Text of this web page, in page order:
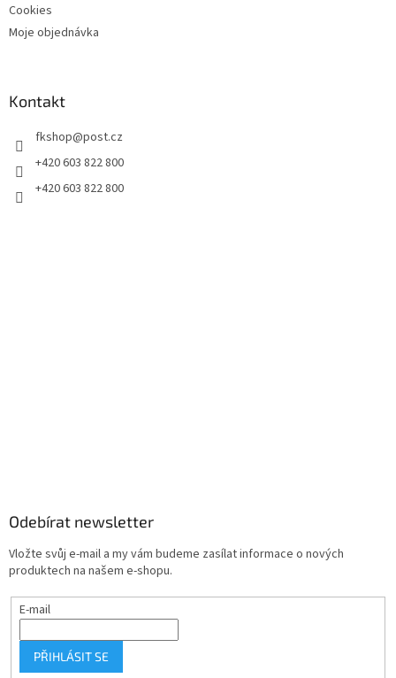
Cookies
Moje objednávka
Kontakt
fkshop@post.cz
+420 603 822 800
+420 603 822 800
Odebírat newsletter
Vložte svůj e-mail a my vám budeme zasílat informace o nových
produktech na našem e-shopu.
E-mail
PŘIHLÁSIT SE